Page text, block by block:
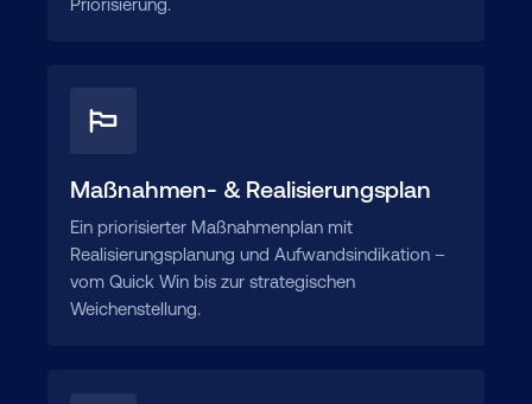
Maßnahmen- & Realisierungsplan
Ein priorisierter Maßnahmenplan mit
Realisierungsplanung und Aufwandsindikation –
vom Quick Win bis zur strategischen
Weichenstellung.